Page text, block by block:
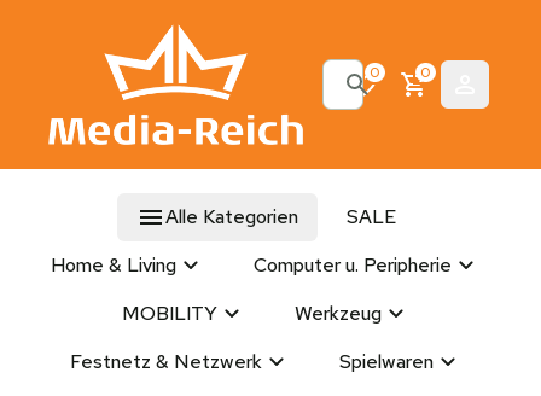
0 0
Alle Kategorien
SALE
Home & Living
Computer u. Peripherie
MOBILITY
Werkzeug
Festnetz & Netzwerk
Spielwaren